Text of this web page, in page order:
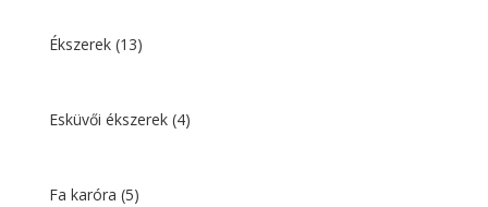
Ékszerek (13)
Esküvői ékszerek (4)
Fa karóra (5)